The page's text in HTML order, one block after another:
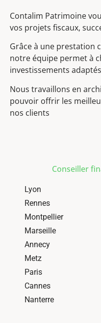
Contalim Patrimoine
vos projets fiscaux,
Grâce à une prestation
notre équipe permet à
investissements
Nous travaillons en
pouvoir offrir les
nos clients
Conseiller
Lyon
Rennes
Montpellier
Marseille
Annecy
Metz
Paris
Cannes
Nanterre